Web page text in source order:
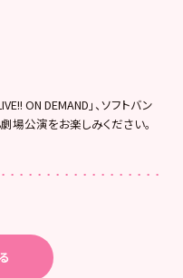
ON DEMAND」、ソフトバン
場公演をお楽しみください。